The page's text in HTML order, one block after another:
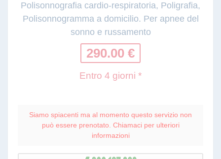
Polisonnografia cardio-respiratoria, Poligrafia,
Polisonnogramma a domicilio. Per apnee del
sonno e russamento
290.00 €
Entro 4 giorni *
Siamo spiacenti ma al momento questo servizio non
può essere prenotato. Chiamaci per ulteriori
informazioni